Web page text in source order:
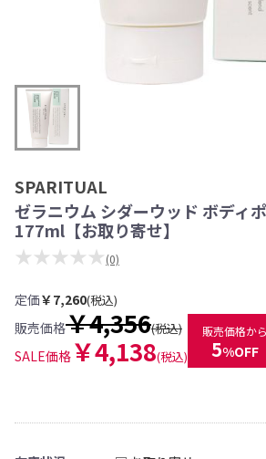
SPARITUAL
ゼラニウム シダーウッド ボディ
177ml【お取り寄せ】
★★★★★ (0)
定価￥7,260(税込)
販売価格￥4,356(税込)
SALE価格 ￥4,138(税込)
販売価格から
5%OFF